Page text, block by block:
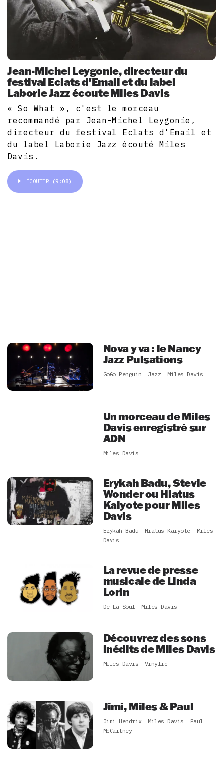
Jean-Michel Leygonie, directeur du
festival Eclats d'Email et du label
Laborie Jazz écoute Miles Davis
« So What », c'est le morceau
recommandé par Jean-Michel Leygonie,
directeur du festival Eclats d'Email et
du label Laborie Jazz écouté Miles
Davis.
ÉCOUTER (9:08)
Nova y va : le Nancy
Jazz Pulsations
GoGo Penguin Jazz Miles Davis
Un morceau de Miles
Davis enregistré sur
ADN
Miles Davis
Erykah Badu, Stevie
Wonder ou Hiatus
Kaiyote pour Miles
Davis
Erykah Badu Hiatus Kaiyote
Miles
Davis
La revue de presse
musicale de Linda
Lorin
De La Soul Miles Davis
Découvrez des sons
inédits de Miles Davis
Miles Davis Vinylic
Jimi, Miles & Paul
Jimi Hendrix Miles Davis
Paul
McCartney